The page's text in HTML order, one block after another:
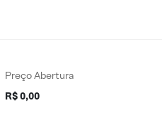
Preço Abertura
R$ 0,00